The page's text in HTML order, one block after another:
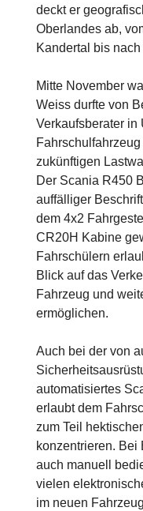
deckt er
Oberlandes ab,
Kandertal bis
Mitte November
Weiss durfte von
Verkaufsberater in
zukünftigen
Der Scania R450
auffälliger
dem 4x2
CR20H Kabine
Fahrschülern
Blick auf das
Fahrzeug und
ermöglichen.
Auch bei der von
automatisiertes
erlaubt dem
zum Teil
konzentrieren. Bei
auch manuell
vielen
im neuen